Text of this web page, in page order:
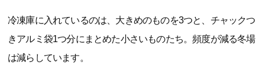
冷凍庫に入れているのは、大きめのものを3つと、チャックつ
きアルミ袋1つ分にまとめた小さいものたち。頻度が減る冬場
は減らしています。